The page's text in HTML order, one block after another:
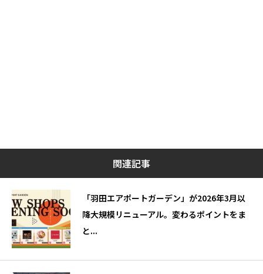
関連記事
「羽田エアポートガーデン」が2026年3月以
降大規模リニューアル。変わるポイントをま
と...